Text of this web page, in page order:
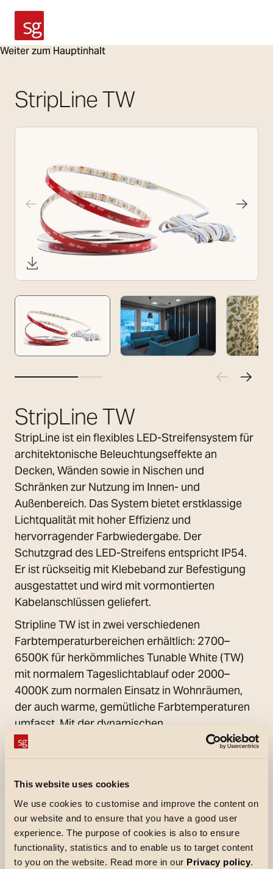
This website uses cookies
We use cookies to customise and improve the content on
our website and to ensure that you have a good user
experience. The purpose of cookies is also to ensure
functionality, statistics and to enable us to target content
to you on the website. Read more in our Privacy policy.
Weiter zum Hauptinhalt
SG Armaturen
StripLine TW
StripLine TW
StripLine ist ein flexibles LED-Streifensystem für
architektonische Beleuchtungseffekte an
Decken, Wänden sowie in Nischen und
Schränken zur Nutzung im Innen- und
Außenbereich. Das System bietet erstklassige
Lichtqualität mit hoher Effizienz und
hervorragender Farbwiedergabe. Der
Schutzgrad des LED-Streifens entspricht IP54.
Er ist rückseitig mit Klebeband zur Befestigung
ausgestattet und wird mit vormontierten
Kabelanschlüssen geliefert.
Stripline TW ist in zwei verschiedenen
Farbtemperaturbereichen erhältlich: 2700–
6500K für herkömmliches Tunable White (TW)
mit normalem Tageslichtablauf oder 2000–
4000K zum normalen Einsatz in Wohnräumen,
der auch warme, gemütliche Farbtemperaturen
umfasst. Mit der dynamischen
Weißlichtanpassung (Tunable White, TW) lassen
sich Lichtstärke und Farbtemperatur unabhängig
angebotenen StripLine-Aluminiumprofile für die
Aufbau-, Eck-, Einbau- oder Einputz-Montage
eingebracht werden. In Innenbereichen ist auch
eine Nutzung ohne Profile möglich. Die Profile